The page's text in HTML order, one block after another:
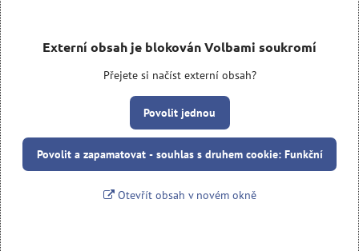
Externí obsah je blokován Volbami soukromí
Přejete si načíst externí obsah?
Povolit jednou
Povolit a zapamatovat - souhlas s druhem cookie: Funkční
Otevřít obsah v novém okně